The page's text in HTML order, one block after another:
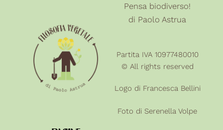
Pensa biodiverso!
di Paolo Astrua
Partita IVA 10977480010
© All rights reserved
Logo di Francesca Bellini
Foto di Serenella Volpe